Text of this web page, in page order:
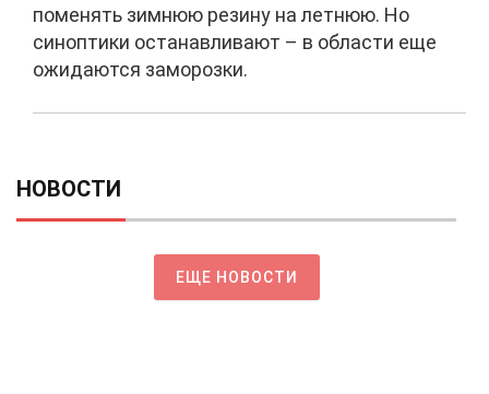
поменять зимнюю резину на летнюю. Но
синоптики останавливают – в области еще
ожидаются заморозки.
НОВОСТИ
ЕЩЕ НОВОСТИ